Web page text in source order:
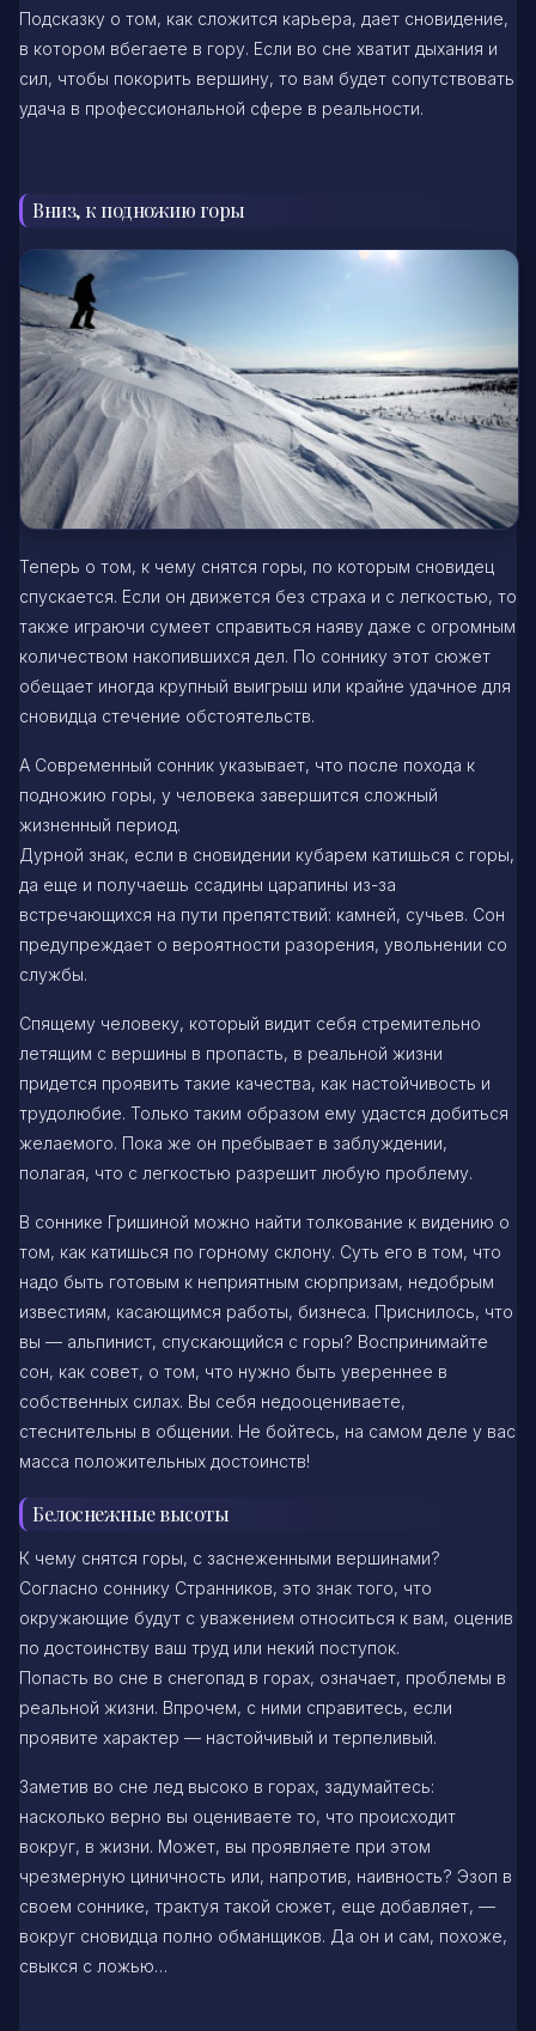
Подсказку о том, как сложится карьера, дает сновидение,
в котором вбегаете в гору. Если во сне хватит дыхания и
сил, чтобы покорить вершину, то вам будет сопутствовать
удача в профессиональной сфере в реальности.
Вниз, к подножию горы
Теперь о том, к чему снятся горы, по которым сновидец
спускается. Если он движется без страха и с легкостью, то
также играючи сумеет справиться наяву даже с огромным
количеством накопившихся дел. По соннику этот сюжет
обещает иногда крупный выигрыш или крайне удачное для
сновидца стечение обстоятельств.
А Современный сонник указывает, что после похода к
подножию горы, у человека завершится сложный
жизненный период.
Дурной знак, если в сновидении кубарем катишься с горы,
да еще и получаешь ссадины царапины из-за
встречающихся на пути препятствий: камней, сучьев. Сон
предупреждает о вероятности разорения, увольнении со
службы.
Спящему человеку, который видит себя стремительно
летящим с вершины в пропасть, в реальной жизни
придется проявить такие качества, как настойчивость и
трудолюбие. Только таким образом ему удастся добиться
желаемого. Пока же он пребывает в заблуждении,
полагая, что с легкостью разрешит любую проблему.
В соннике Гришиной можно найти толкование к видению о
том, как катишься по горному склону. Суть его в том, что
надо быть готовым к неприятным сюрпризам, недобрым
известиям, касающимся работы, бизнеса. Приснилось, что
вы — альпинист, спускающийся с горы? Воспринимайте
сон, как совет, о том, что нужно быть увереннее в
собственных силах. Вы себя недооцениваете,
стеснительны в общении. Не бойтесь, на самом деле у вас
масса положительных достоинств!
Белоснежные высоты
К чему снятся горы, с заснеженными вершинами?
Согласно соннику Странников, это знак того, что
окружающие будут с уважением относиться к вам, оценив
по достоинству ваш труд или некий поступок.
Попасть во сне в снегопад в горах, означает, проблемы в
реальной жизни. Впрочем, с ними справитесь, если
проявите характер — настойчивый и терпеливый.
Заметив во сне лед высоко в горах, задумайтесь:
насколько верно вы оцениваете то, что происходит
вокруг, в жизни. Может, вы проявляете при этом
чрезмерную циничность или, напротив, наивность? Эзоп в
своем соннике, трактуя такой сюжет, еще добавляет, —
вокруг сновидца полно обманщиков. Да он и сам, похоже,
свыкся с ложью…